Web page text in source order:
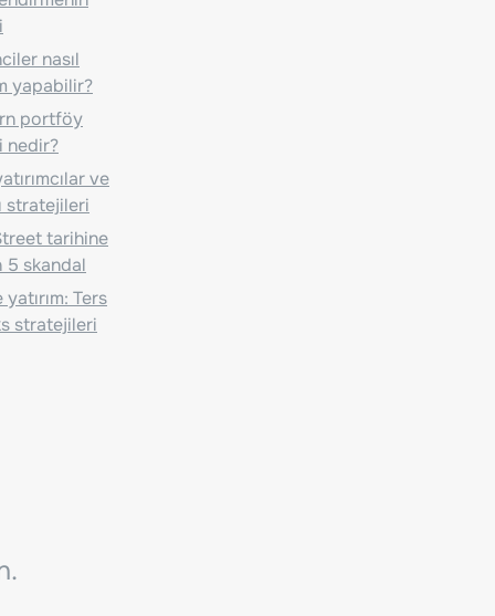
nasıl
yapabilir?
portföy
nedir?
ve
stratejileri
tarihine
5 skandal
Ters
stratejileri